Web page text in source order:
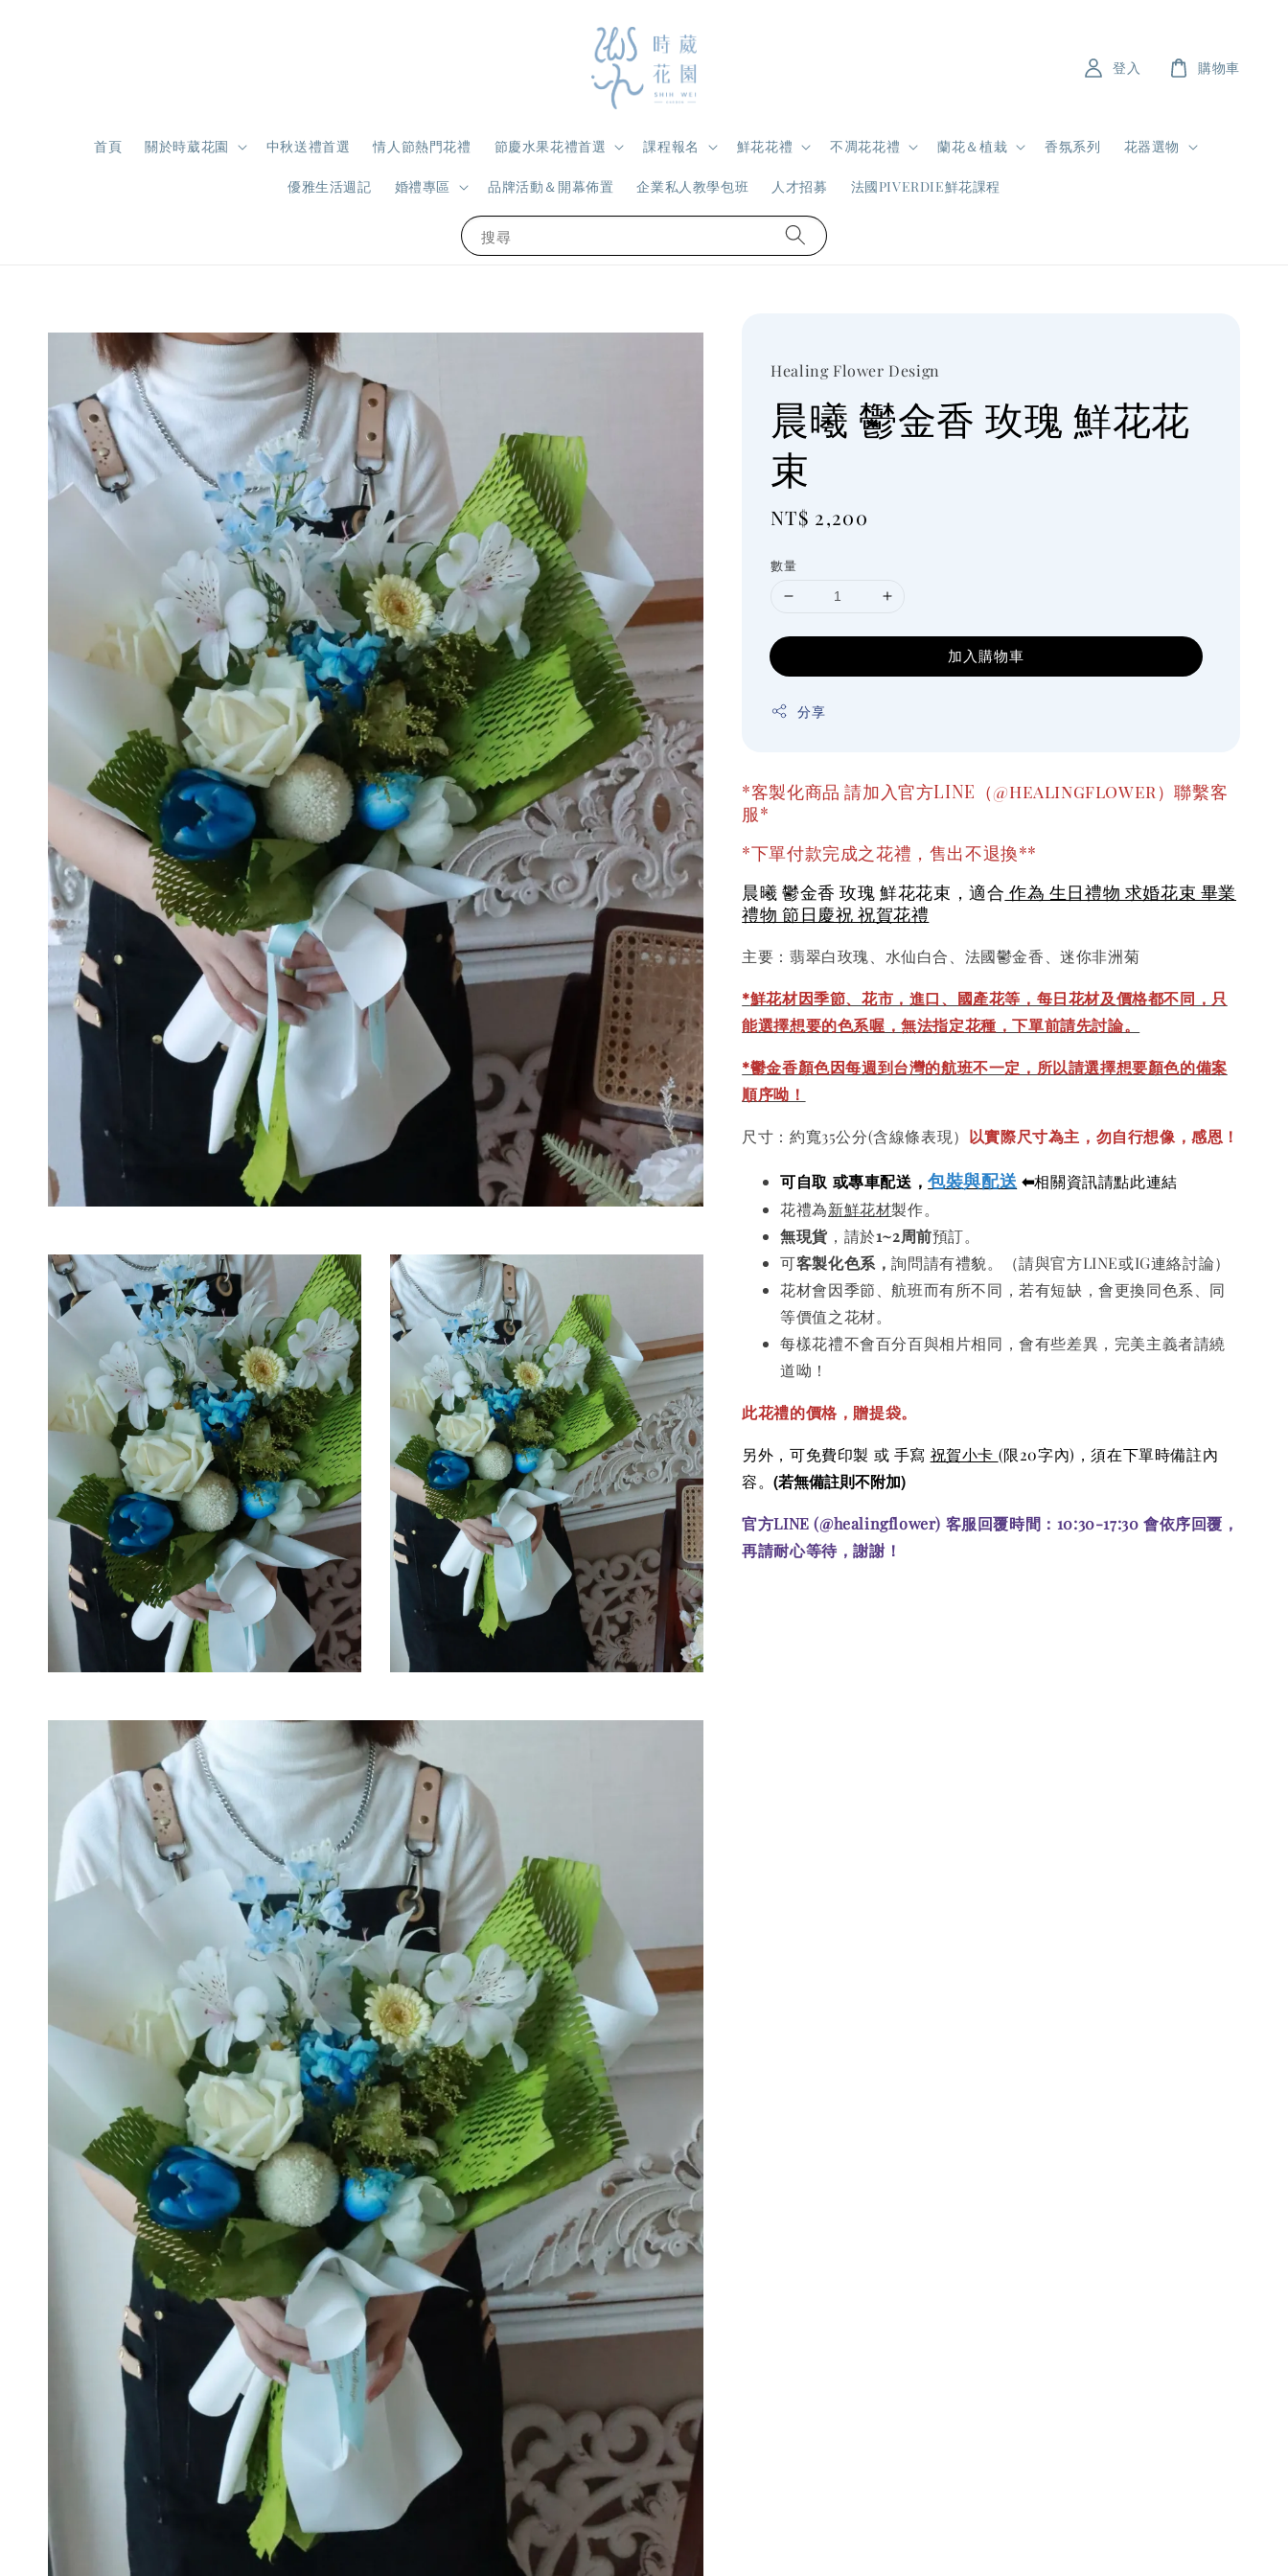
搜尋
首頁 關於時葳花園 中秋送禮首選 情人節熱門花禮 節慶水果花禮首選 課程報名 鮮花花禮 不凋花花禮 蘭花＆植栽 香氛系列 花器選物
優雅生活週記 婚禮專區 品牌活動＆開幕佈置 企業私人教學包班 人才招募 法國PIVERDIE鮮花課程
登入 購物車
Healing Flower Design
晨曦 鬱金香 玫瑰 鮮花花
束
Regular
NT$ 2,200
數量
加入購物車
分享
*客製化商品 請加入官方LINE（@healingflower）聯繫客
服*
*下單付款完成之花禮，售出不退換**
晨曦 鬱金香 玫瑰 鮮花花束，適合 作為 生日禮物 求婚花束 畢業
禮物 節日慶祝 祝賀花禮
主要：翡翠白玫瑰、水仙白合、法國鬱金香、迷你非洲菊
*鮮花材因季節、花市，進口、國產花等，每日花材及價格都不同，只
能選擇想要的色系喔，無法指定花種，下單前請先討論。
*鬱金香顏色因每週到台灣的航班不一定，所以請選擇想要顏色的備案
順序呦！
尺寸：約寬35公分(含線條表現） 以實際尺寸為主，勿自行想像，感恩！
可自取 或專車配送，包裝與配送 ⬅相關資訊請點此連結
花禮為新鮮花材製作。
無現貨 ，請於1~2周前預訂。
可客製化色系，詢問請有禮貌。（請與官方LINE或IG連絡討論）
花材會因季節、航班而有所不同，若有短缺，會更換同色系、同
等價值之花材。
每樣花禮不會百分百與相片相同，會有些差異，完美主義者請繞
道呦！
此花禮的價格 ，贈提袋。
另外，可免費印製 或 手寫 祝賀小卡 (限20字內) ，須在下單時備註內
容。(若無備註則不附加)
官方LINE (@healingflower) 客服回覆時間：10:30-17:30 會依序回覆，
再請耐心等待，謝謝！